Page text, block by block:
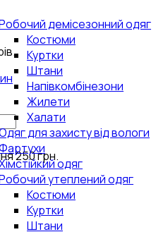
250 грн.
демісезонний одяг
Костюми
Куртки
Штани
Напівкомбінезони
Жилети
Халати
для захисту від вологи
одяг
утеплений одяг
Костюми
Куртки
Штани